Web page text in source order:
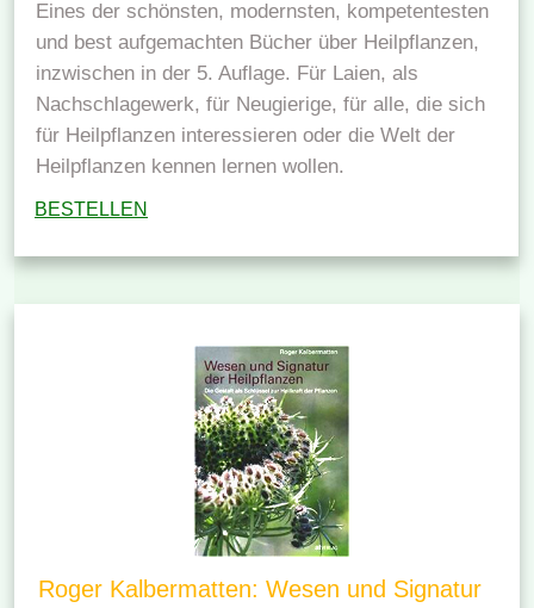
Eines der schönsten, modernsten, kompetentesten
und best aufgemachten Bücher über Heilpflanzen,
inzwischen in der 5. Auflage. Für Laien, als
Nachschlagewerk, für Neugierige, für alle, die sich
für Heilpflanzen interessieren oder die Welt der
Heilpflanzen kennen lernen wollen.
BESTELLEN
Roger Kalbermatten: Wesen und Signatur